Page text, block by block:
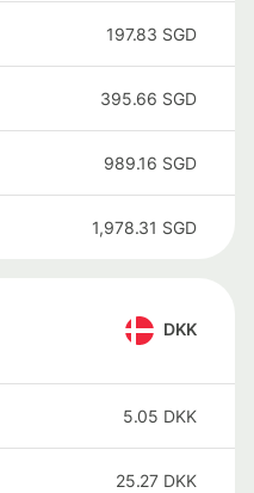
197.83 SGD
395.66 SGD
989.16 SGD
1,978.31 SGD
DKK
5.05 DKK
25.27 DKK